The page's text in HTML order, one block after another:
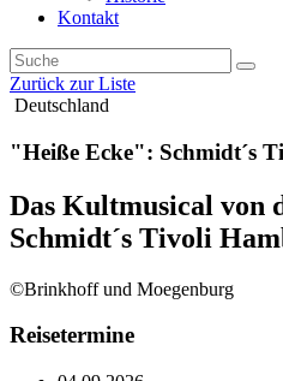
Kontakt
Zurück zur Liste
Deutschland
"Heiße Ecke": Schmidt´s
Das Kultmusical von
Schmidt´s Tivoli
©Brinkhoff und Moegenburg
Reisetermine